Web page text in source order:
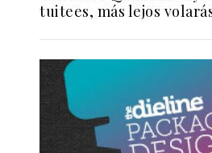
tuitees, más lejos